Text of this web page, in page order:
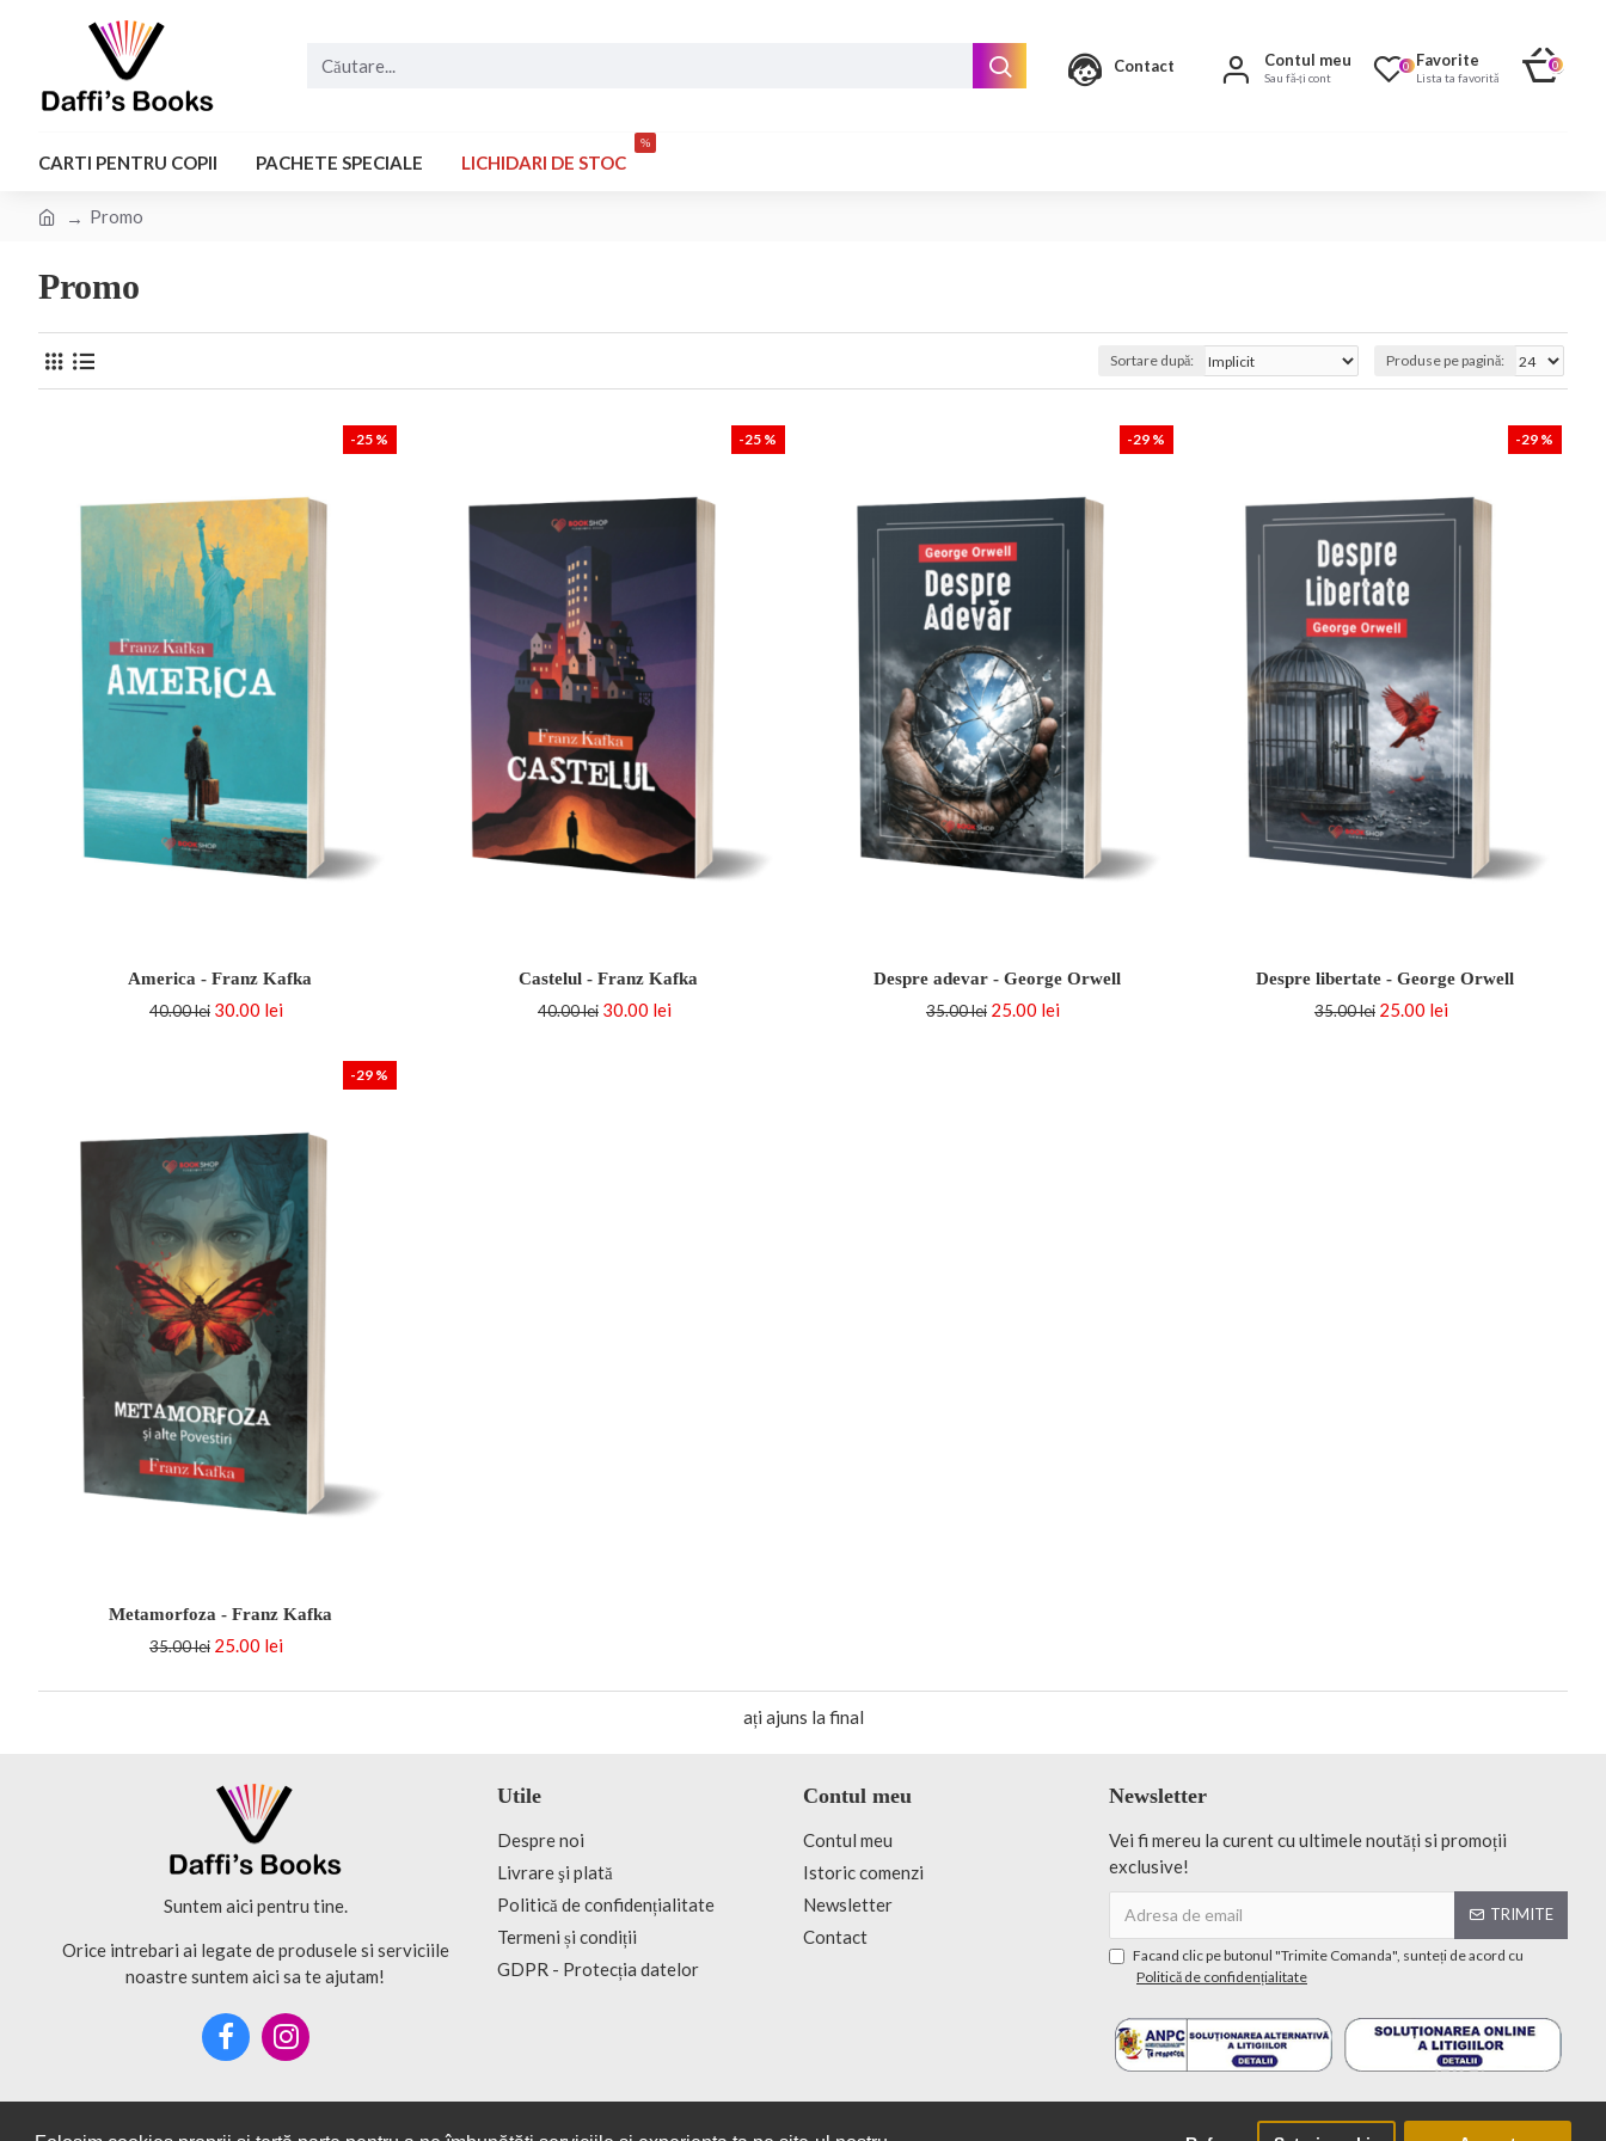
Contact Contul meu
Sau fă-ți cont
Favorite
Lista ta favorită
0 0
CARTI PENTRU COPII PACHETE SPECIALE LICHIDARI DE STOC
%
Promo
Promo
Sortare după: Produse pe pagină:
-25 %
America - Franz Kafka
40.00 lei 30.00 lei
-25 %
Castelul - Franz Kafka
40.00 lei 30.00 lei
-29 %
Despre adevar - George Orwell
35.00 lei 25.00 lei
-29 %
Despre libertate - George Orwell
35.00 lei 25.00 lei
-29 %
Metamorfoza - Franz Kafka
35.00 lei 25.00 lei
ați ajuns la final
Suntem aici pentru tine.
Orice intrebari ai legate de produsele si serviciile
noastre suntem aici sa te ajutam!
Utile
Despre noi
Livrare şi plată
Politică de confidențialitate
Termeni și condiții
GDPR - Protecția datelor
Contul meu
Contul meu
Istoric comenzi
Newsletter
Contact
Newsletter
Vei fi mereu la curent cu ultimele noutăți si promoții
exclusive!
TRIMITE
Facand clic pe butonul "Trimite Comanda", sunteți de acord cu
Politică de confidențialitate